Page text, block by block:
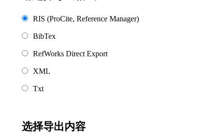
RIS (ProCite, Reference Manager)
BibTex
RefWorks Direct Export
XML
Txt
选择导出内容